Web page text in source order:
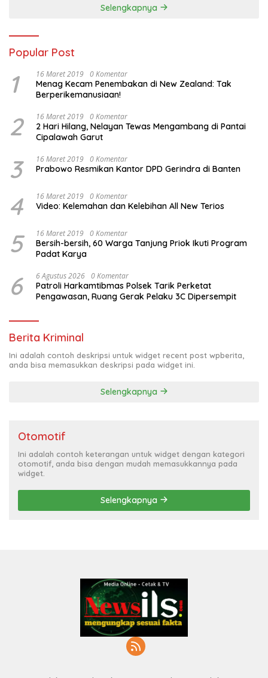
Selengkapnya
Popular Post
1 16 Maret 2019 0 Komentar
Menag Kecam Penembakan di New Zealand: Tak
Berperikemanusiaan!
2 16 Maret 2019 0 Komentar
2 Hari Hilang, Nelayan Tewas Mengambang di Pantai
Cipalawah Garut
3 16 Maret 2019 0 Komentar
Prabowo Resmikan Kantor DPD Gerindra di Banten
4 16 Maret 2019 0 Komentar
Video: Kelemahan dan Kelebihan All New Terios
5 16 Maret 2019 0 Komentar
Bersih-bersih, 60 Warga Tanjung Priok Ikuti Program
Padat Karya
6 6 Agustus 2026 0 Komentar
Patroli Harkamtibmas Polsek Tarik Perketat
Pengawasan, Ruang Gerak Pelaku 3C Dipersempit
Berita Kriminal
Ini adalah contoh deskripsi untuk widget recent post wpberita,
anda bisa memasukkan deskripsi pada widget ini.
Selengkapnya
Otomotif
Ini adalah contoh keterangan untuk widget dengan kategori
otomotif, anda bisa dengan mudah memasukkannya pada
widget.
Selengkapnya